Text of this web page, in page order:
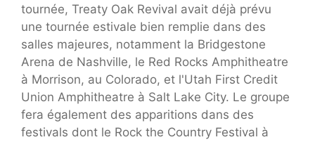
tournée, Treaty Oak Revival avait déjà prévu
une tournée estivale bien remplie dans des
salles majeures, notamment la Bridgestone
Arena de Nashville, le Red Rocks Amphitheatre
à Morrison, au Colorado, et l'Utah First Credit
Union Amphitheatre à Salt Lake City. Le groupe
fera également des apparitions dans des
festivals dont le Rock the Country Festival à